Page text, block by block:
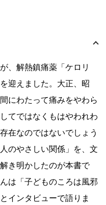
、解熱鎮痛薬「ケロリ
迎えました。大正、昭
にわたって痛みをやわら
てではなくもはやわれわ
在なのではないでしょう
のやさしい関係」を、文
き明かしたのが本書で
は「子どものころは風邪
インタビューで語りま